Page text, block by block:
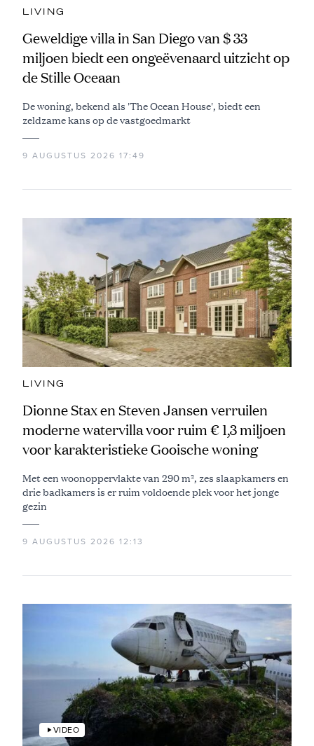
LIVING
Geweldige villa in San Diego van $ 33
miljoen biedt een ongeëvenaard uitzicht op
de Stille Oceaan
De woning, bekend als 'The Ocean House', biedt een
zeldzame kans op de vastgoedmarkt
9 AUGUSTUS 2026 17:49
LIVING
Dionne Stax en Steven Jansen verruilen
moderne watervilla voor ruim € 1,3 miljoen
voor karakteristieke Gooische woning
Met een woonoppervlakte van 290 m², zes slaapkamers en
drie badkamers is er ruim voldoende plek voor het jonge
gezin
9 AUGUSTUS 2026 12:13
VIDEO